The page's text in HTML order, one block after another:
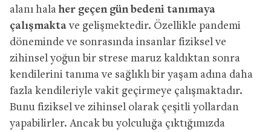
alanı hala her geçen gün bedeni tanımaya
çalışmaktave gelişmektedir. Özellikle pandemi
döneminde ve sonrasında insanlar fiziksel ve
zihinsel yoğun bir strese maruz kaldıktan sonra
kendilerini tanıma ve sağlıklı bir yaşam adına daha
fazla kendileriyle vakit geçirmeye çalışmaktadır.
Bunu fiziksel ve zihinsel olarak çeşitli yollardan
yapabilirler. Ancak bu yolculuğa çıktığımızda